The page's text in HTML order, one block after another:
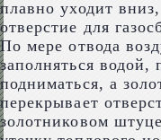
плавно уходит
отверстие для
По мере отвода
заполняться водой,
подниматься, а
перекрывает
золотниковом